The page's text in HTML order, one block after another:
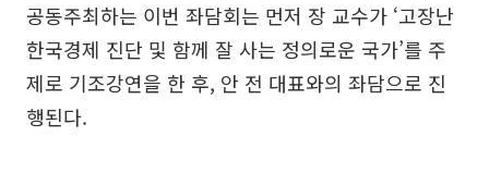
공동주최하는 이번 좌담회는 먼저 장 교수가 ‘고장난
한국경제 진단 및 함께 잘 사는 정의로운 국가’를 주
제로 기조강연을 한 후, 안 전 대표와의 좌담으로 진
행된다.